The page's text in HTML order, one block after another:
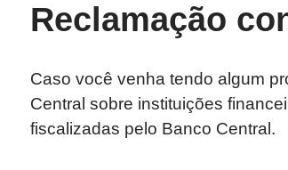
Reclamação
Caso você venha tendo algum
Central sobre instituições
fiscalizadas pelo Banco Central.